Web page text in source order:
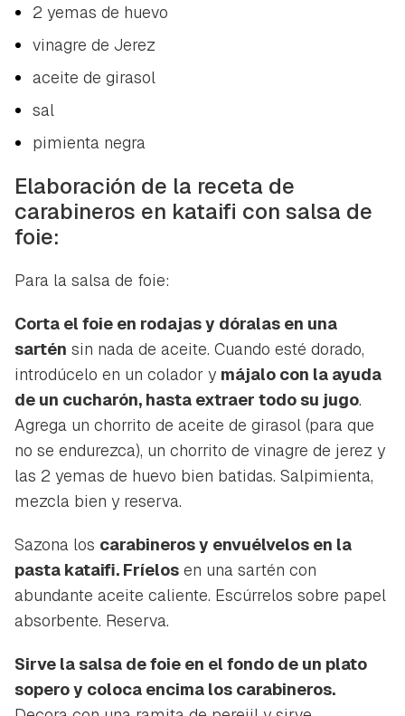
Para poder guardar como favorito, primero has de
iniciar sesión con tu cuenta de Hogarmanía.
INICIAR SESIÓN CANCELAR
2 yemas de huevo
vinagre de Jerez
aceite de girasol
sal
pimienta negra
Elaboración de la receta de
carabineros en kataifi con salsa de
foie:
Para la salsa de foie:
Corta el foie en rodajas y dóralas en una
sartén sin nada de aceite. Cuando esté dorado,
introdúcelo en un colador y májalo con la ayuda
de un cucharón, hasta extraer todo su jugo.
Agrega un chorrito de aceite de girasol (para que
no se endurezca), un chorrito de vinagre de jerez y
las 2 yemas de huevo bien batidas. Salpimienta,
mezcla bien y reserva.
Sazona los carabineros y envuélvelos en la
pasta kataifi. Fríelos en una sartén con
abundante aceite caliente. Escúrrelos sobre papel
absorbente. Reserva.
Sirve la salsa de foie en el fondo de un plato
sopero y coloca encima los carabineros.
Contenido enviado
Gracias por suscribirte a nuestro boletín.
ACEPTAR